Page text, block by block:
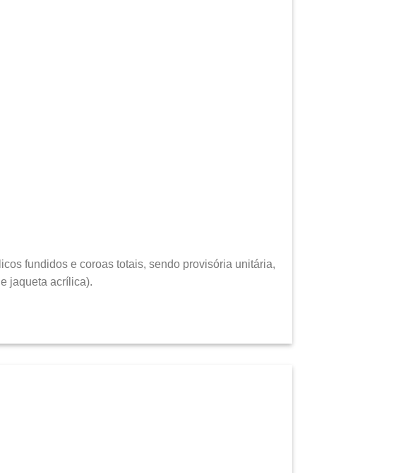
fundidos e coroas totais, sendo provisória unitária,
jaqueta acrílica).